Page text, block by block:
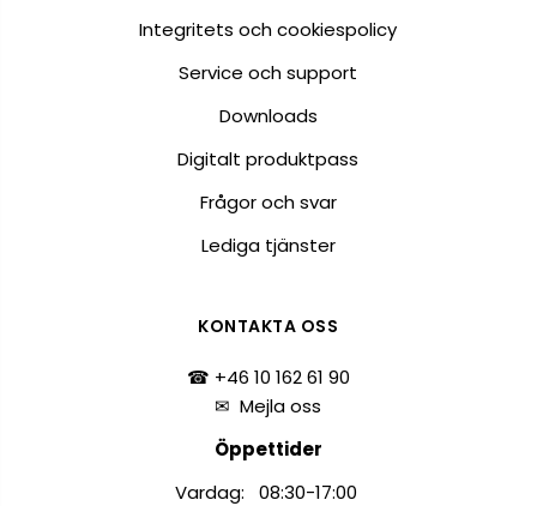
Integritets och cookiespolicy
Service och support
Downloads
Digitalt produktpass
Frågor och svar
Lediga tjänster
KONTAKTA OSS
☎ +46 10 162 61 90
✉Mejla oss
Öppettider
Vardag: 08:30-17:00